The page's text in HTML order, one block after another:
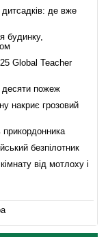
дитсадків: де вже
будинку,
Global Teacher
десяти пожеж
накриє грозовий
безпілотник
від мотлоху і